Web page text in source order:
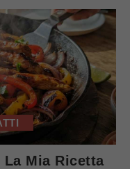
Mia Ricetta